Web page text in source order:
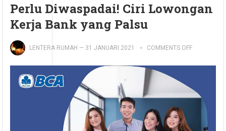
Perlu Diwaspadai! Ciri Lowongan
Kerja Bank yang Palsu
LENTERA RUMAH — 31 JANUARI 2021 COMMENTS OFF